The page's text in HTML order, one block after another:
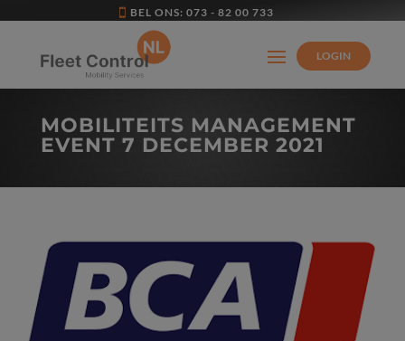
BEL ONS: 073 - 82 00 733
LOGIN
MOBILITEITS MANAGEMENT
EVENT 7 DECEMBER 2021